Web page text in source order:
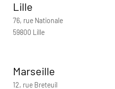
Lille
76, rue Nationale
59800 Lille
Marseille
12, rue Breteuil